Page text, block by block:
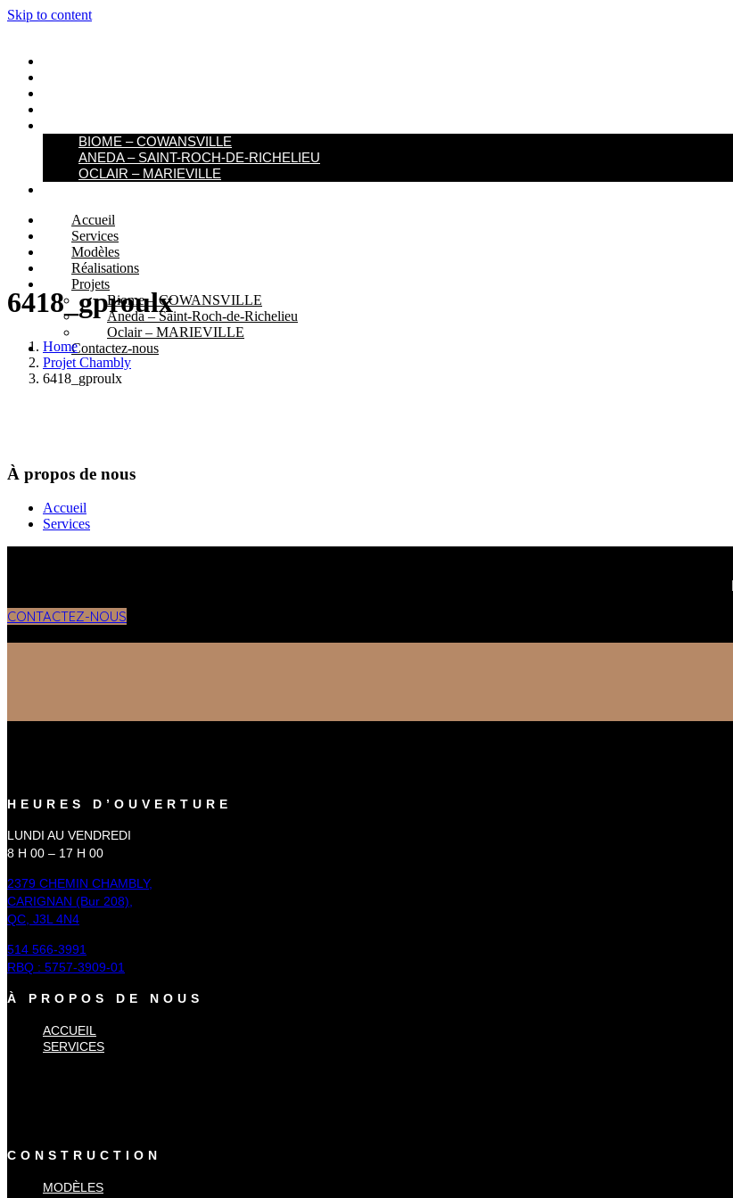
Skip to content
BIOME – COWANSVILLE​
ANEDA – SAINT-ROCH-DE-RICHELIEU
OCLAIR – MARIEVILLE
Accueil
Services
Modèles
Réalisations
Projets
Biome – COWANSVILLE​
Aneda – Saint-Roch-de-Richelieu
Oclair – MARIEVILLE
Contactez-nous
6418_gproulx
Home
Projet Chambly
6418_gproulx
À propos de nous
Accueil
Services
CONTACTEZ-NOUS
HEURES D’OUVERTURE
LUNDI AU VENDREDI
8 H 00 – 17 H 00
2379 CHEMIN CHAMBLY,
CARIGNAN (Bur 208),
QC, J3L 4N4
514 566-3991
RBQ : 5757-3909-01
À PROPOS DE NOUS
ACCUEIL
SERVICES
CONSTRUCTION
MODÈLES